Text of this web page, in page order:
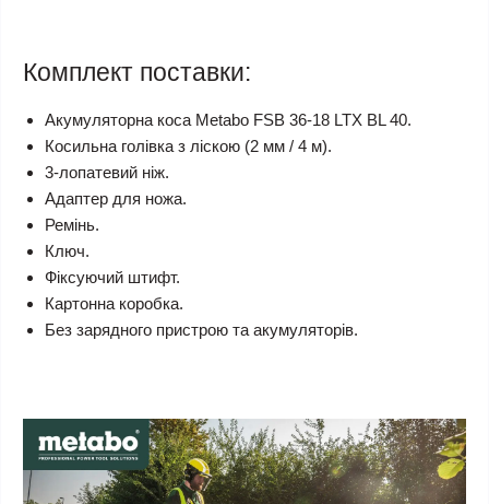
Комплект поставки:
Акумуляторна коса Metabo FSB 36-18 LTX BL 40.
Косильна голівка з ліскою (2 мм / 4 м).
3-лопатевий ніж.
Адаптер для ножа.
Ремінь.
Ключ.
Фіксуючий штифт.
Картонна коробка.
Без зарядного пристрою та акумуляторів.